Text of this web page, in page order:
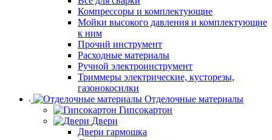
Компрессоры и комплектующие
Мойки высокого давления и комплектующие
к ним
Прочий инструмент
Расходные материалы
Ручной электроинструмент
Триммеры электрические, кусторезы,
газонокосилки
Отделочные материалы
Гипсокартон
Двери
Двери гармошка